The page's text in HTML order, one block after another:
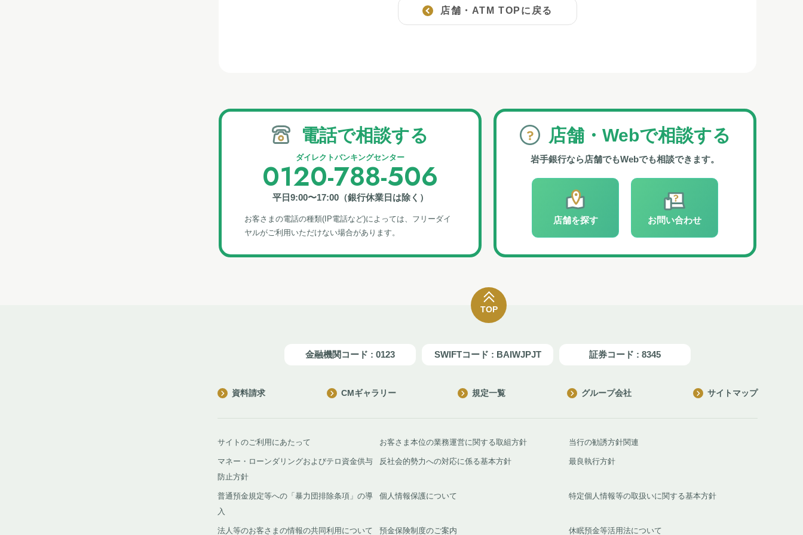
店舗・ATM TOPに戻る
電話で相談する
ダイレクトバンキングセンター
0120-788-506
平日9:00〜17:00（銀行休業日は除く）
お客さまの電話の種類(IP電話など)によっては、フリーダイ
ヤルがご利⽤いただけない場合があります。
店舗・Webで相談する
岩手銀行なら店舗でもWebでも相談できます。
店舗を探す お問い合わせ
TOP
金融機関コード : 0123 SWIFTコード : BAIWJPJT 証券コード : 8345
資料請求 CMギャラリー 規定一覧 グループ会社 サイトマップ
サイトのご利用にあたって お客さま本位の業務運営に関する取組方針 当行の勧誘方針関連
マネー・ローンダリングおよびテロ資金供与
防止方針
反社会的勢力への対応に係る基本方針 最良執行方針
普通預金規定等への「暴力団排除条項」の導
入
個人情報保護について 特定個人情報等の取扱いに関する基本方針
法人等のお客さまの情報の共同利用について 預金保険制度のご案内 休眠預金等活用法について